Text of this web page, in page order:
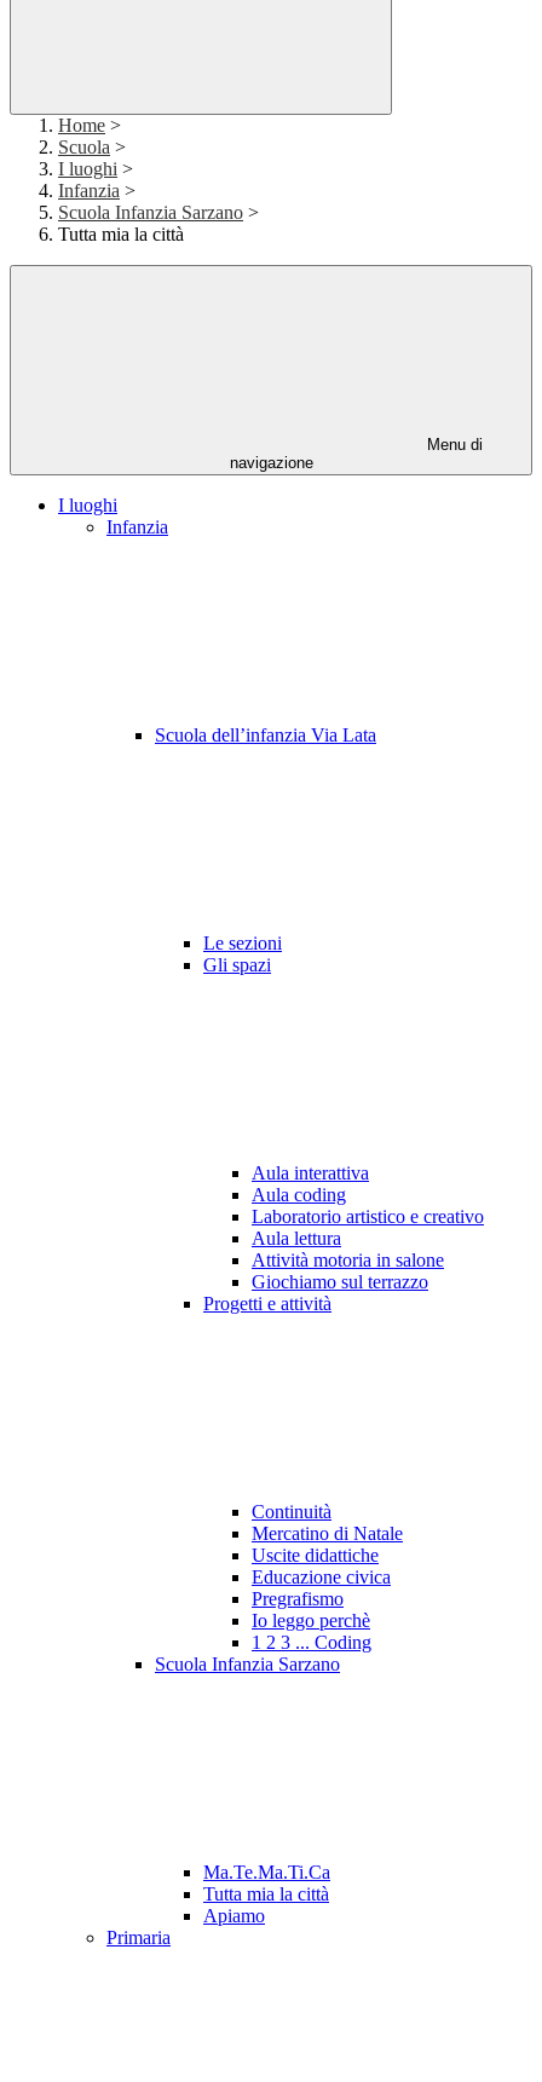
Home >
Scuola >
I luoghi >
Infanzia >
Scuola Infanzia Sarzano >
Tutta mia la città
Menu di
navigazione
I luoghi
Infanzia
Scuola dell’infanzia Via Lata
Le sezioni
Gli spazi
Aula interattiva
Aula coding
Laboratorio artistico e creativo
Aula lettura
Attività motoria in salone
Giochiamo sul terrazzo
Progetti e attività
Continuità
Mercatino di Natale
Uscite didattiche
Educazione civica
Pregrafismo
Io leggo perchè
1 2 3 ... Coding
Scuola Infanzia Sarzano
Ma.Te.Ma.Ti.Ca
Tutta mia la città
Apiamo
Primaria